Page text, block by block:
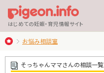
はじめての妊娠・育児情報サイト
お悩み相談室
そっちゃんママさんの相談一覧